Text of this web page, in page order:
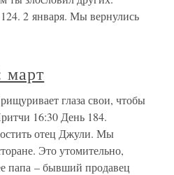
2 января. Мы вернулись
март
глаза свои, чтобы
16:30 День 184.
отец Джули. Мы
Это утомительно,
папа – бывший продавец